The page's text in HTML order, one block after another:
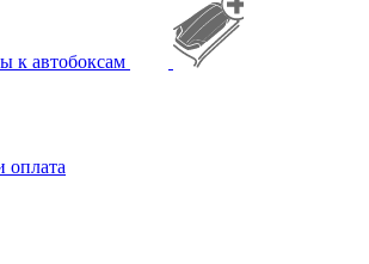
к автобоксам
оплата